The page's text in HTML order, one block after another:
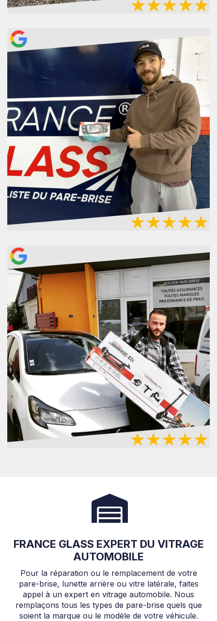
FRANCE GLASS EXPERT DU VITRAGE
AUTOMOBILE
Pour la réparation ou le remplacement de votre
pare-brise, lunette arrière ou vitre latérale, faites
appel à un expert en vitrage automobile. Nous
remplaçons tous les types de pare-brise quels que
soient la marque ou le modèle de votre véhicule.